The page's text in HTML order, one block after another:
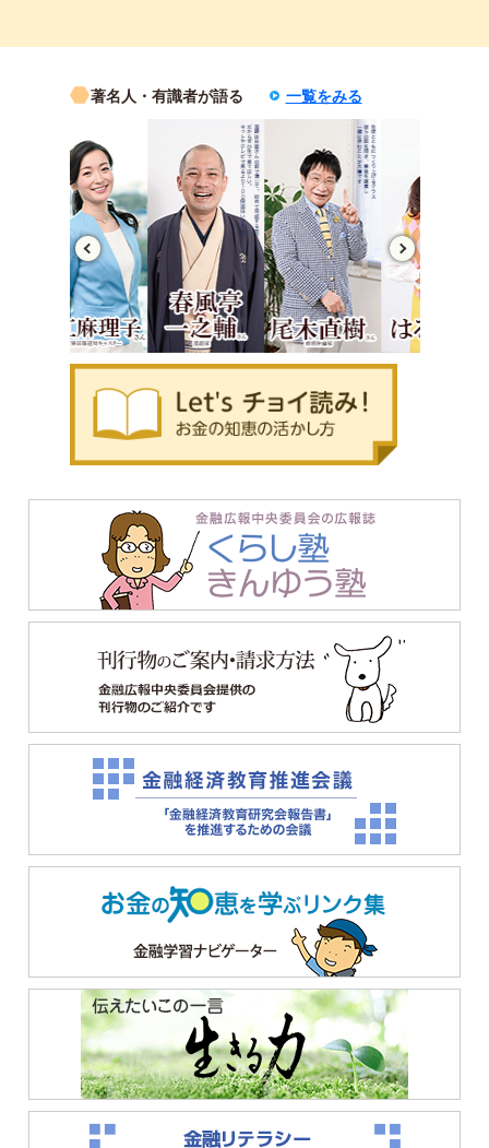
著名人・有識者が語る 一覧をみる